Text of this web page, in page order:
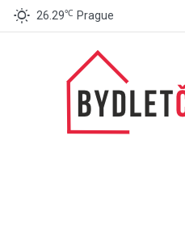
26.29℃ Prague